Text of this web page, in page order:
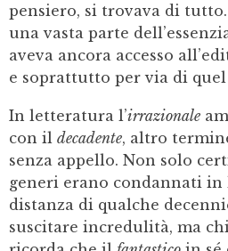
pensiero, si trovava di
una vasta parte
aveva ancora accesso
e soprattutto per via di
In letteratura l’irrazionale
con il decadente, altro
senza appello. Non solo
generi erano condannati
distanza di qualche
suscitare incredulità, ma